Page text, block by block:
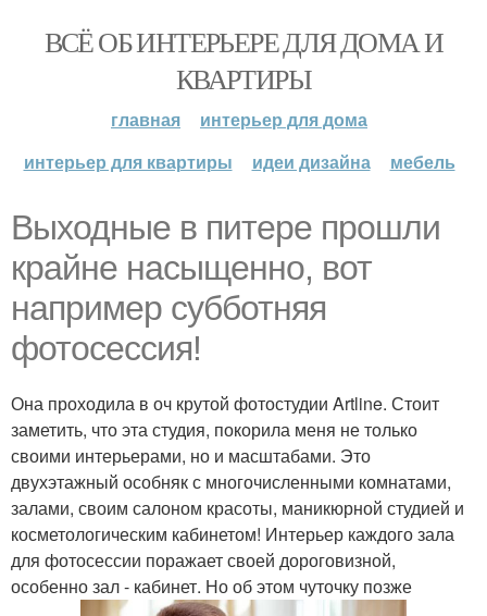
ВСЁ ОБ ИНТЕРЬЕРЕ ДЛЯ ДОМА И
КВАРТИРЫ
главная
интерьер для дома
интерьер для квартиры
идеи дизайна мебель
Выходные в питере прошли
крайне насыщенно, вот
например субботняя
фотосессия!
Она проходила в оч крутой фотостудии Artline. Стоит
заметить, что эта студия, покорила меня не только
своими интерьерами, но и масштабами. Это
двухэтажный особняк с многочисленными комнатами,
залами, своим салоном красоты, маникюрной студией и
косметологическим кабинетом! Интерьер каждого зала
для фотосессии поражает своей дороговизной,
особенно зал - кабинет. Но об этом чуточку позже